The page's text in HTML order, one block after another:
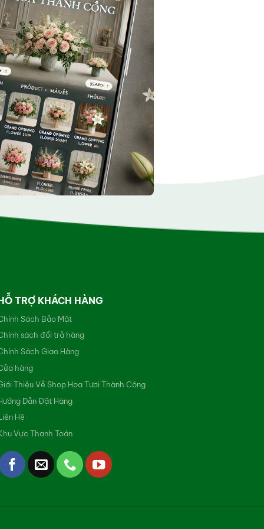
TRỢ KHÁCH HÀNG
Sách Bảo Mật
sách đổi trả hàng
Sách Giao Hàng
hàng
Thiệu Về Shop Hoa Tươi Thành Công
Dẫn Đặt Hàng
Hệ
Vực Thanh Toán